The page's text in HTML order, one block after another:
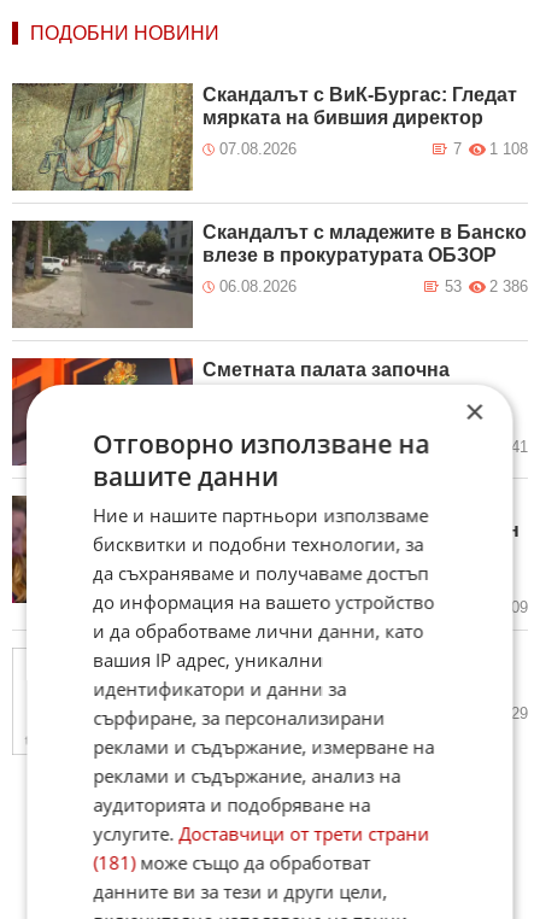
ПОДОБНИ НОВИНИ
Скандалът с ВиК-Бургас: Гледат
мярката на бившия директор
07.08.2026 1 108
7
Скандалът с младежите в Банско
влезе в прокуратурата ОБЗОР
06.08.2026 2 386
53
Сметната палата започна
05.08.2026 1 641
да покажат протокола, подписан
от "Булгаргаз" и "Боташ" през
юли
04.08.2026 13 609
Скандалът „Баба Алино“ на
пауза: кои срокове се чакат
01.08.2026 2 929
×
Отговорно използване на
вашите данни
Ние и нашите партньори използваме
бисквитки и подобни технологии, за
да съхраняваме и получаваме достъп
до информация на вашето устройство
и да обработваме лични данни, като
вашия IP адрес, уникални
идентификатори и данни за
сърфиране, за персонализирани
реклами и съдържание, измерване на
реклами и съдържание, анализ на
аудиторията и подобряване на
услугите.Доставчици от трети страни
(181)може също да обработват
данните ви за тези и други цели,